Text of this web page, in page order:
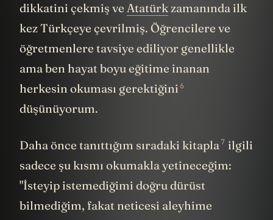
dikkatini çekmiş ve Atatürkzamanında ilk
kez Türkçeye çevrilmiş. Öğrencilere ve
öğretmenlere tavsiye ediliyor genellikle
ama ben hayat boyu eğitime inanan
herkesin okuması gerektiğini6
düşünüyorum.
Daha önce tanıttığım sıradaki kitapla 7 ilgili
sadece şu kısmı okumakla yetineceğim:
"İsteyip istemediğimi doğru dürüst
bilmediğim, fakat neticesi aleyhime